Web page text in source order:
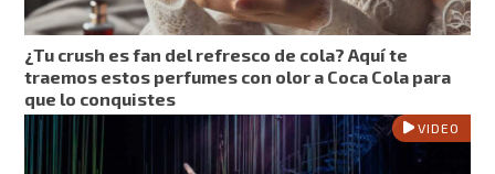
¿Tu crush es fan del refresco de cola? Aquí te
traemos estos perfumes con olor a Coca Cola para
que lo conquistes
VIDEO